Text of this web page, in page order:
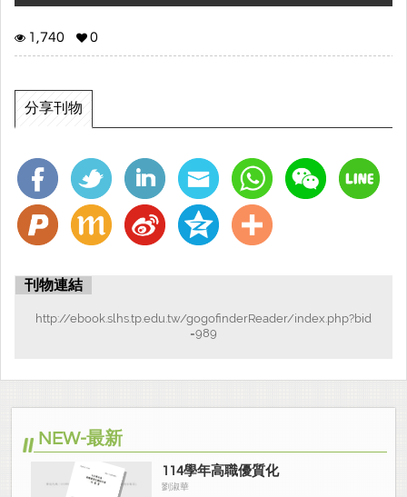
1,740 0
分享刊物
刊物連結
http://ebook.slhs.tp.edu.tw/gogofinderReader/index.php?bid
=989
NEW-最新
114學年高職優質化
劉淑華